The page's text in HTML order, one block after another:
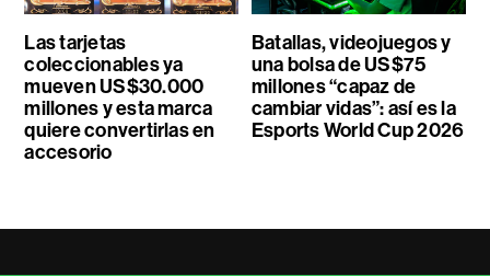
Las tarjetas
coleccionables ya
mueven US$30.000
millones y esta marca
quiere convertirlas en
accesorio
Batallas, videojuegos y
una bolsa de US$75
millones “capaz de
cambiar vidas”: así es la
Esports World Cup 2026